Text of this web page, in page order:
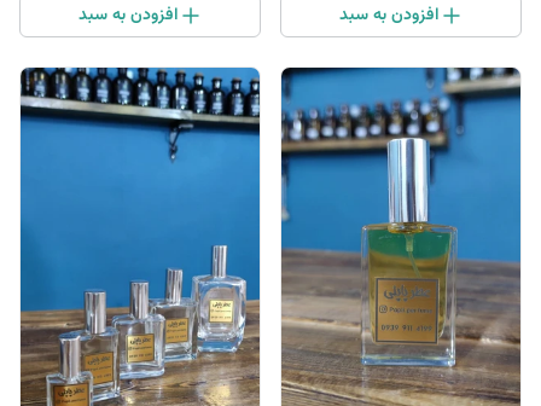
افزودن به سبد افزودن به سبد